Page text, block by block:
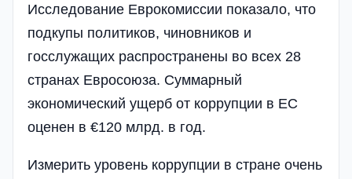
Исследование Еврокомиссии показало, что
подкупы политиков, чиновников и
госслужащих распространены во всех 28
странах Евросоюза. Суммарный
экономический ущерб от коррупции в ЕС
оценен в €120 млрд. в год.
Измерить уровень коррупции в стране очень